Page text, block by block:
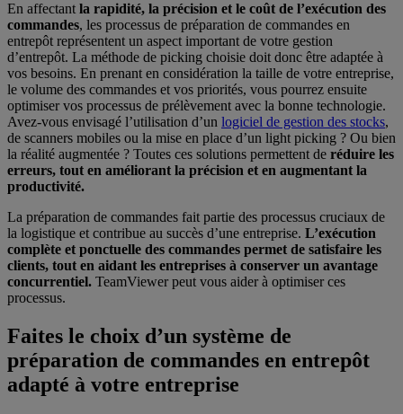
En affectantla rapidité, la précision et le coût de l’exécution des
commandes, les processus de préparation de commandes en
entrepôt représentent un aspect important de votre gestion
d’entrepôt. La méthode de picking choisie doit donc être adaptée à
vos besoins. En prenant en considération la taille de votre entreprise,
le volume des commandes et vos priorités, vous pourrez ensuite
optimiser vos processus de prélèvement avec la bonne technologie.
Avez-vous envisagé l’utilisation d’un logiciel de gestion des stocks,
de scanners mobiles ou la mise en place d’un light picking ? Ou bien
la réalité augmentée ? Toutes ces solutions permettent de réduire les
erreurs, tout en améliorant la précision et en augmentant la
productivité.
La préparation de commandes fait partie des processus cruciaux de
la logistique et contribue au succès d’une entreprise. L’exécution
complète et ponctuelle des commandes permet de satisfaire les
clients, tout en aidant les entreprises à conserver un avantage
concurrentiel. TeamViewer peut vous aider à optimiser ces
processus.
Faites le choix d’un système de
préparation de commandes en entrepôt
adapté à votre entreprise